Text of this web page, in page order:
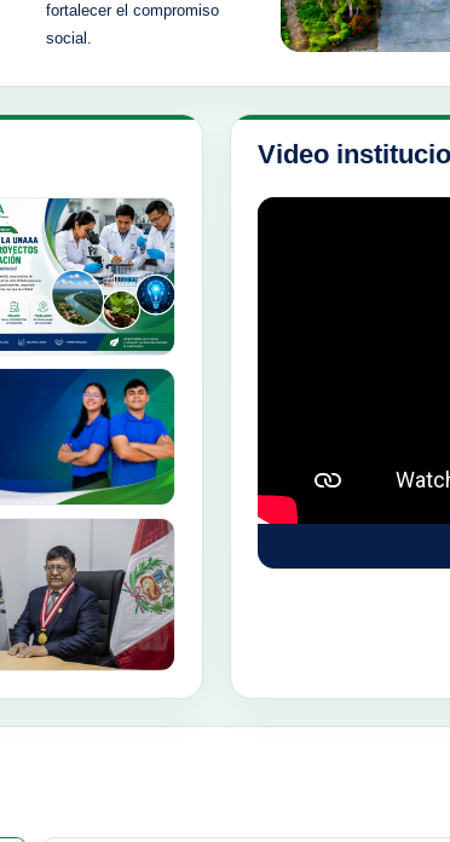
fortalecer el compromiso
social.
Video